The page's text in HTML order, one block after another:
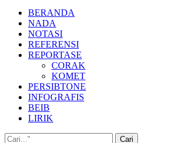
BERANDA
NADA
NOTASI
REFERENSI
REPORTASE
CORAK
KOMET
PERSIBTONE
INFOGRAFIS
BEIB
LIRIK